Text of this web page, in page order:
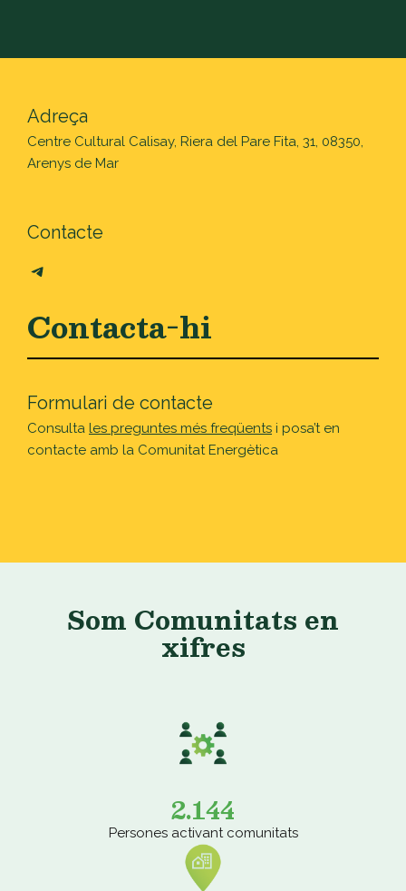
Adreça
Centre Cultural Calisay, Riera del Pare Fita, 31, 08350,
Arenys de Mar
Contacte
Telegram
Contacta-hi
Formulari de contacte
Consulta les preguntes més freqüents i posa’t en
contacte amb la Comunitat Energètica
Som Comunitats en
xifres
2.144
Persones activant comunitats